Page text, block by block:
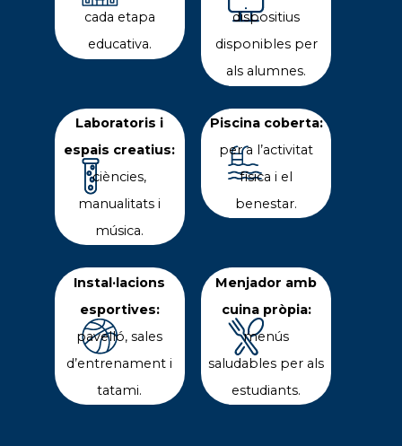
cada etapa
educativa.
dispositius
disponibles per
als alumnes.
Laboratoris i
espais creatius:
ciències,
manualitats i
música.
Piscina coberta:
per a l’activitat
física i el
benestar.
Instal·lacions
esportives:
pavelló, sales
d’entrenament i
tatami.
Menjador amb
cuina pròpia:
menús
saludables per als
estudiants.